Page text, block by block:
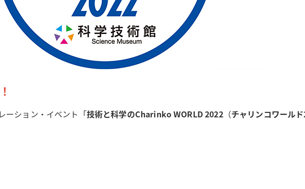
ーション・イベント「技術と科学のCharinko WORLD 2022（チャリンコワール